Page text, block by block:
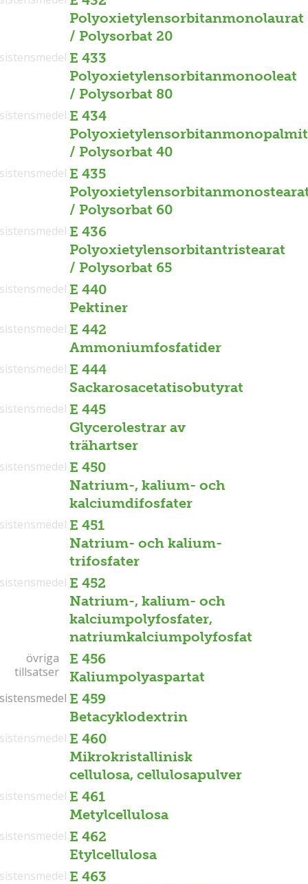
Polyoxietylensorbitanmonolaurat
/ Polysorbat 20
E 433
Polyoxietylensorbitanmonooleat
/ Polysorbat 80
E 434
/ Polysorbat 40
E 435
/ Polysorbat 60
E 436
Polyoxietylensorbitantristearat
/ Polysorbat 65
E 440
Pektiner
E 442
Ammoniumfosfatider
E 444
Sackarosacetatisobutyrat
E 445
Glycerolestrar av
trähartser
E 450
Natrium-, kalium- och
kalciumdifosfater
E 451
Natrium- och kalium-
trifosfater
E 452
Natrium-, kalium- och
kalciumpolyfosfater,
natriumkalciumpolyfosfat
E 456
Kaliumpolyaspartat
övriga
tillsatser
övriga
tillsatser
E 459
Betacyklodextrin
E 460
Mikrokristallinisk
cellulosa, cellulosapulver
E 461
Metylcellulosa
E 462
Etylcellulosa
E 463